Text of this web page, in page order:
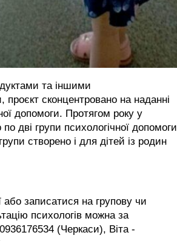
та іншими
сконцентровано на наданні
допомоги. Протягом року у
дві групи психологічної допомоги
створено і для дітей із родин
або записатися на групову чи
психологів можна за
(Черкаси), Віта -